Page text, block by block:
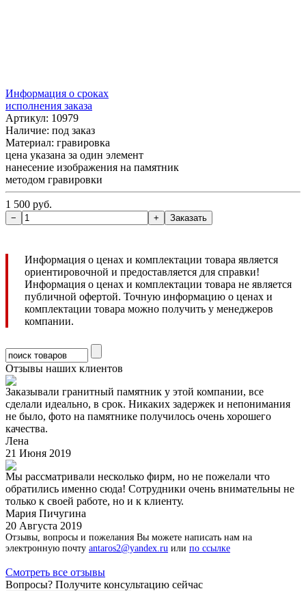
Информация о сроках
исполнения заказа
Артикул: 10979
Наличие: под заказ
Материал: гравировка
цена указана за один элемент
нанесение изображения на памятник
методом гравировки
1 500 руб.
Информация о ценах и комплектации товара является
ориентировочной и предоставляется для справки!
Информация о ценах и комплектации товара не является
публичной офертой. Точную информацию о ценах и
комплектации товара можно получить у менеджеров
компании.
Отзывы наших клиентов
Заказывали гранитный памятник у этой компании, все
сделали идеально, в срок. Никаких задержек и непонимания
не было, фото на памятнике получилось очень хорошего
качества.
Лена
21 Июня 2019
Мы рассматривали несколько фирм, но не пожелали что
обратились именно сюда! Сотрудники очень внимательны не
только к своей работе, но и к клиенту.
Мария Пичугина
20 Августа 2019
Отзывы, вопросы и пожелания Вы можете написать нам на
электронную почту antaros2@yandex.ru или по ссылке
Смотреть все отзывы
Вопросы? Получите консультацию сейчас